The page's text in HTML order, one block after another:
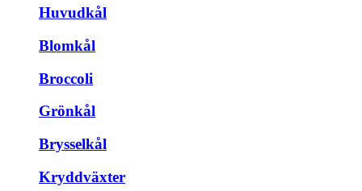
Huvudkål
Blomkål
Broccoli
Grönkål
Brysselkål
Kryddväxter